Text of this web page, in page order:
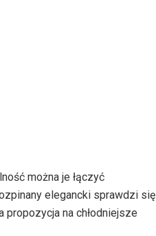
można je łączyć
elegancki sprawdzi się
na chłodniejsze